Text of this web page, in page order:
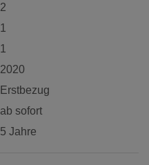
2
1
1
2020
Erstbezug
ab sofort
5 Jahre